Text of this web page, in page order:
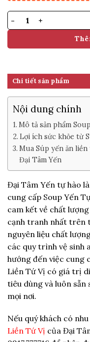
Soup Yến Tự Sôi Ăn
Chi tiết sản phẩm
Nội dung chính
Mô tả sản phẩm
Lợi ích sức khỏe từ
Mua Súp yến ăn
Đại Tâm Yến
Đại Tâm Yến tự hào
cung cấp Soup Yến
cam kết về chất
cạnh tranh nhất trên
nguyên liệu chất
các quy trình vệ sinh
hướng đến việc cung
Liền Tứ Vị có giá trị
tiêu dùng và luôn sẵn
mọi nơi.
Nếu quý khách có
Liền Tứ Vị của Đại